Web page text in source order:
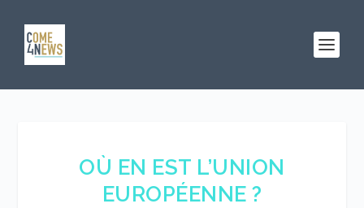
OÙ EN EST L’UNION
EUROPÉENNE ?